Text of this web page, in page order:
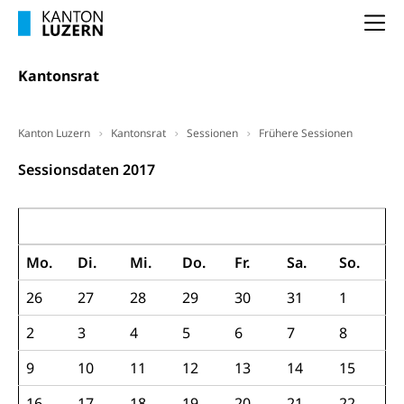
Kantonsrat
Kanton Luzern Kantonsrat Sessionen Frühere Sessionen
Sessionsdaten 2017
Mo.
Di. Mi. Do. Fr. Sa.
So.
26
27 28 29 30 31
1
2
3 4 5 6 7
8
9
10 11 12 13 14
15
Geburt, Heirat, Ehe, Partnerschaft, Tod,
Adoption
Adoptionsverfahren, elterliche Gewalt, elterliche
Amt für Migration
Ausweise und Bescheinigungen
Reisepass, Identitätskarte, Visum, Geburtsurkunde
Jagdausweis, Fischereiausweis
Strafregisterauszug bestellen
Einbürgerung
Nationalität, Staatsangehörigkeit,
Staatsbürgerschaft, Bürgerrecht, Erwerb des